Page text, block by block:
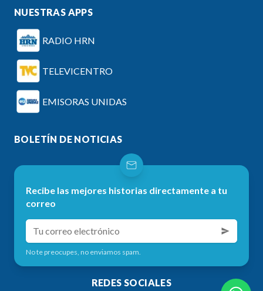
NUESTRAS APPS
RADIO HRN
TELEVICENTRO
EMISORAS UNIDAS
BOLETÍN DE NOTICIAS
Recibe las mejores historias directamente a tu
correo
No te preocupes, no enviamos spam.
REDES SOCIALES